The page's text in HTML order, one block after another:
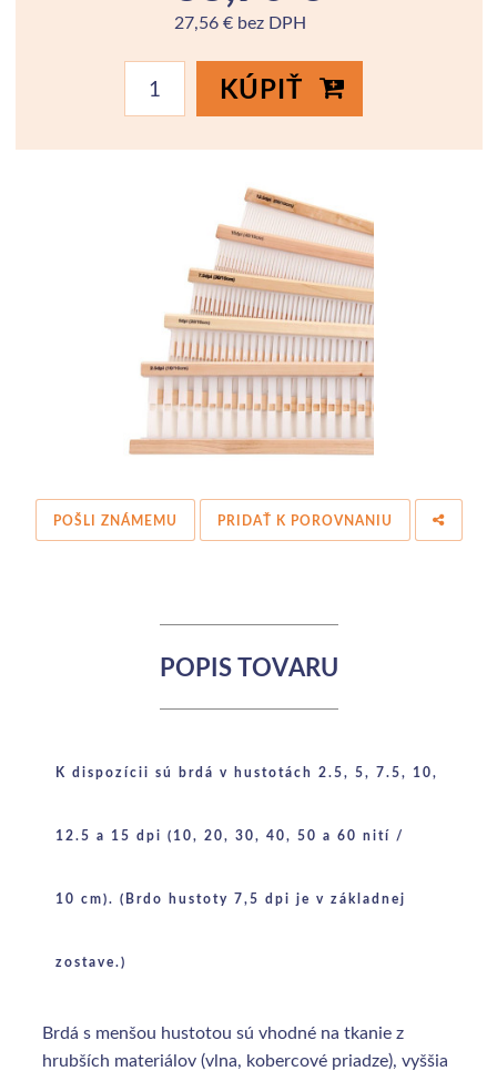
27,56 € bez DPH
KÚPIŤ
POŠLI ZNÁMEMU PRIDAŤ K POROVNANIU
POPIS TOVARU
K dispozícii sú brdá v hustotách 2.5, 5, 7.5, 10,
12.5 a 15 dpi (10, 20, 30, 40, 50 a 60 nití /
10 cm). (Brdo hustoty 7,5 dpi je v základnej
zostave.)
Brdá s menšou hustotou sú vhodné na tkanie z
hrubších materiálov (vlna, kobercové priadze), vyššia